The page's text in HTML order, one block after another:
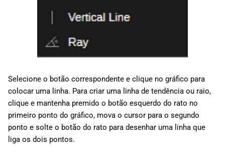
Selecione o botão correspondente e clique no gráfico para
colocar uma linha. Para criar uma linha de tendência ou raio,
clique e mantenha premido o botão esquerdo do rato no
primeiro ponto do gráfico, mova o cursor para o segundo
ponto e solte o botão do rato para desenhar uma linha que
liga os dois pontos.